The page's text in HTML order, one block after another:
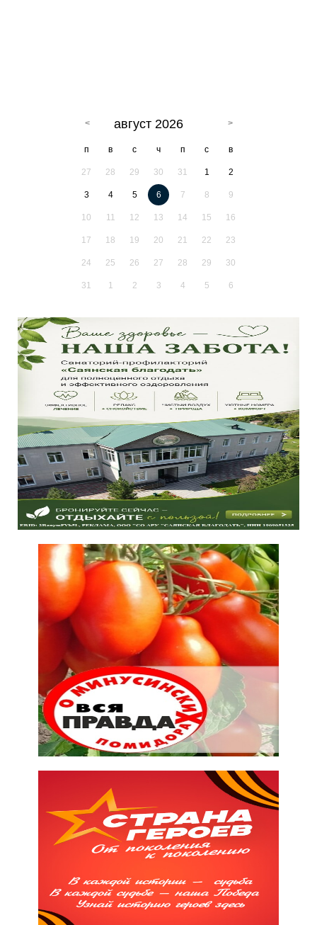
август 2026
п в с ч п с в
27 28 29 30 31 1 2
3 4 5 6 7 8 9
10 11 12 13 14 15 16
17 18 19 20 21 22 23
24 25 26 27 28 29 30
31 1 2 3 4 5 6